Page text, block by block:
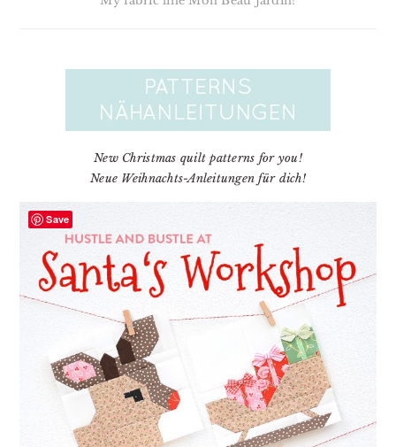
New Christmas quilt patterns for you!
Neue Weihnachts-Anleitungen für dich!
Save